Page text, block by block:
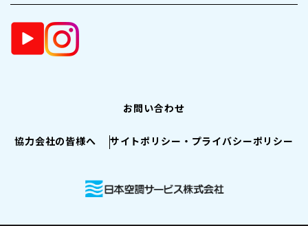
お問い合わせ
協力会社の皆様へ サイトポリシー・プライバシーポリシー